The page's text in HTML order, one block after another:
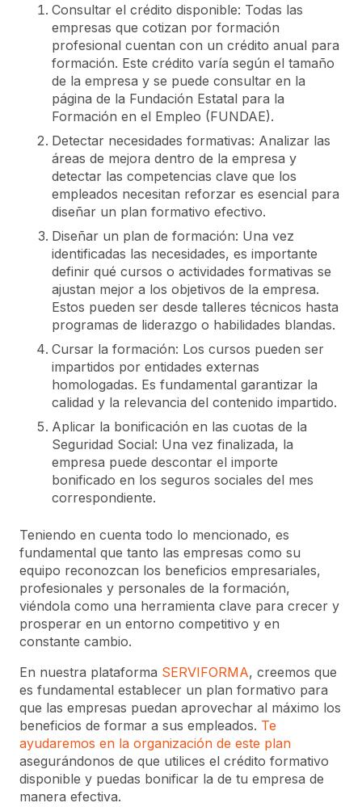
Consultar el crédito disponible: Todas las
empresas que cotizan por formación
profesional cuentan con un crédito anual para
formación. Este crédito varía según el tamaño
de la empresa y se puede consultar en la
página de la Fundación Estatal para la
Formación en el Empleo (FUNDAE).
Detectar necesidades formativas: Analizar las
áreas de mejora dentro de la empresa y
detectar las competencias clave que los
empleados necesitan reforzar es esencial para
diseñar un plan formativo efectivo.
Diseñar un plan de formación: Una vez
identificadas las necesidades, es importante
definir qué cursos o actividades formativas se
ajustan mejor a los objetivos de la empresa.
Estos pueden ser desde talleres técnicos hasta
programas de liderazgo o habilidades blandas.
Cursar la formación: Los cursos pueden ser
impartidos por entidades externas
homologadas. Es fundamental garantizar la
calidad y la relevancia del contenido impartido.
Aplicar la bonificación en las cuotas de la
Seguridad Social: Una vez finalizada, la
empresa puede descontar el importe
bonificado en los seguros sociales del mes
correspondiente.
Teniendo en cuenta todo lo mencionado, es
fundamental que tanto las empresas como su
equipo reconozcan los beneficios empresariales,
profesionales y personales de la formación,
viéndola como una herramienta clave para crecer y
prosperar en un entorno competitivo y en
constante cambio.
En nuestra plataforma SERVIFORMA, creemos que
es fundamental establecer un plan formativo para
que las empresas puedan aprovechar al máximo los
beneficios de formar a sus empleados. Te
ayudaremos en la organización de este plan
asegurándonos de que utilices el crédito formativo
disponible y puedas bonificar la de tu empresa de
manera efectiva.